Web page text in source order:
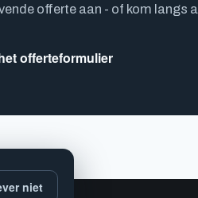
offerte aan - of kom langs
offerteformulier
niet